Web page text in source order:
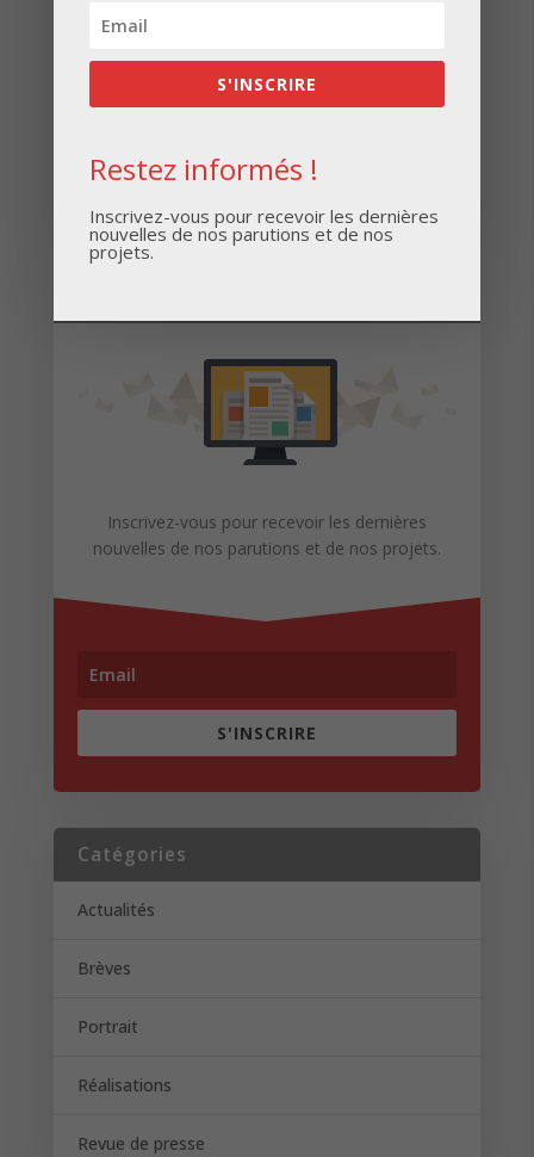
” Rêve de Bulles “
Témoignage d’Anne-Laure Célérier
Inscrivez-vous pour recevoir les dernières
nouvelles de nos parutions et de nos projets.
S'INSCRIRE
Catégories
Actualités
Brèves
Portrait
Réalisations
Revue de presse
S'INSCRIRE
Restez informés !
Inscrivez-vous pour recevoir les dernières
nouvelles de nos parutions et de nos
projets.